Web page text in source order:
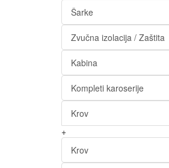
Šarke
Zvučna izolacija / Zaštita
Kabina
Kompleti karoserije
Krov
+
Krov